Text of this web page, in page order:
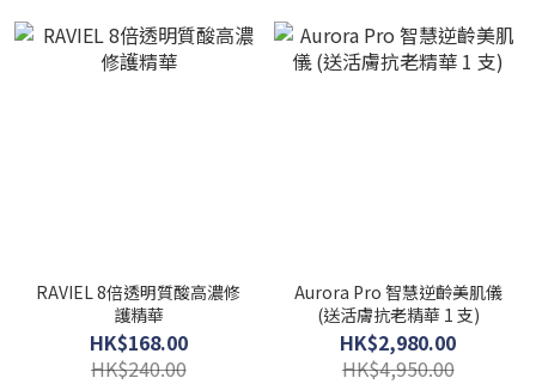
RAVIEL 8倍透明質酸高濃修
護精華
HK$168.00
HK$240.00
Aurora Pro 智慧逆齡美肌儀
(送活膚抗老精華 1 支)
HK$2,980.00
HK$4,950.00